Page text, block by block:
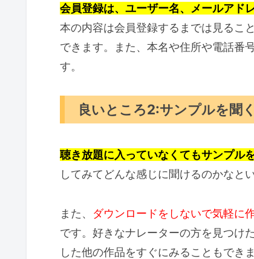
会員登録は、ユーザー名、メールアド
本の内容は会員登録するまでは見るこ
できます。また、本名や住所や電話番
す。
良いところ2:サンプルを聞
聴き放題に入っていなくてもサンプル
してみてどんな感じに聞けるのかなと
また、 ダウンロードをしないで気軽に
です。好きなナレーターの方を見つけ
した他の作品をすぐにみることもできま